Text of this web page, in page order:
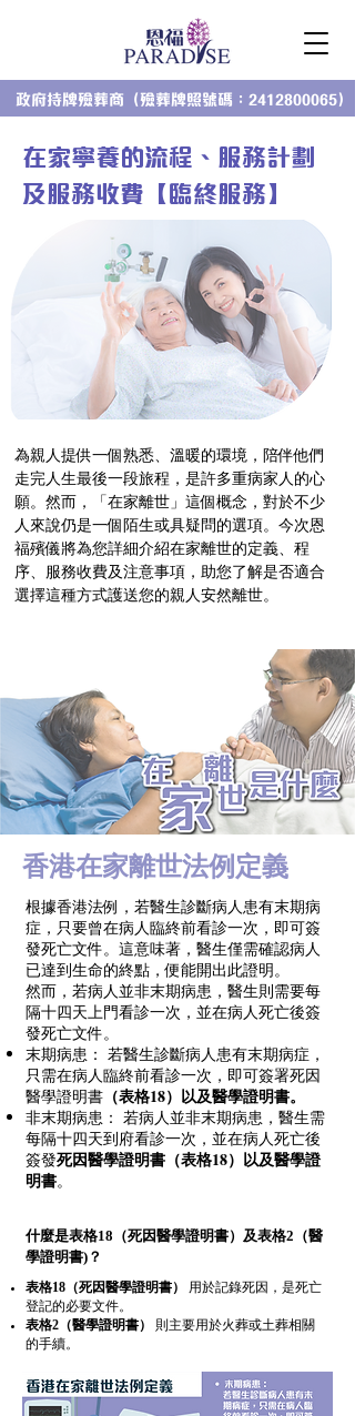
政府持牌殮葬商（殮葬牌照號碼：2412800065）
在家寧養的流程、服務計劃
及服務收費【臨終服務】
為親人提供一個熟悉、溫暖的環境，陪伴他們
走完人生最後一段旅程，是許多重病家人的心
願。然而，「在家離世」這個概念，對於不少
人來說仍是一個陌生或具疑問的選項。今次恩
福殯儀將為您詳細介紹在家離世的定義、程
序、服務收費及注意事項，助您了解是否適合
選擇這種方式護送您的親人安然離世。
香港在家離世法例定義
根據香港法例，若醫生診斷病人患有末期病
症，只要曾在病人臨終前看診一次，即可簽
發死亡文件。這意味著，醫生僅需確認病人
已達到生命的終點，便能開出此證明。
然而，若病人並非末期病患，醫生則需要每
隔十四天上門看診一次，並在病人死亡後簽
發死亡文件。
末期病患： 若醫生診斷病人患有末期病症，
只需在病人臨終前看診一次，即可簽署死因
醫學證明書 （表格18）以及醫學證明書。
非末期病患： 若病人並非末期病患，醫生需
每隔十四天到府看診一次，並在病人死亡後
簽發死因醫學證明書（表格18）以及醫學證
明書。
什麼是表格18（死因醫學證明書）及表格2（醫
學證明書)？
表格18（死因醫學證明書）
用於記錄死因，是死亡
登記的必要文件。
表格2（醫學證明書） 則主要用於火葬或土葬相關
的手續。